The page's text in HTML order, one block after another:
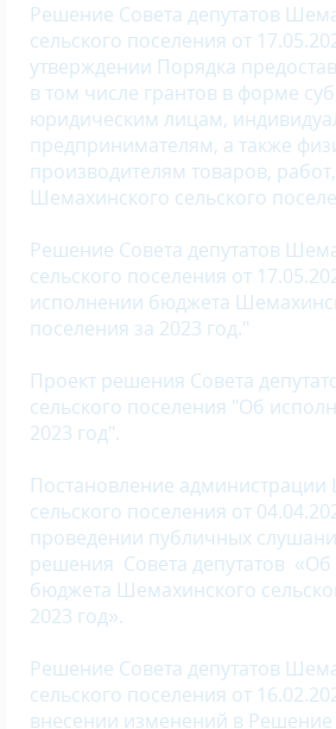
Решение Совета депутатов
сельского поселения от
утверждении Порядка
в том числе грантов в форме
юридическим лицам,
предпринимателям, а также
производителям товаров,
Шемахинского сельского
Решение Совета депутатов
сельского поселения от
исполнении бюджета
поселения за 2023 год."
Проект решения Совета
сельского поселения "Об
2023 год".
Постановление
сельского поселения от
проведении публичных
решения Совета депутатов
бюджета Шемахинского
2023 год».
Решение Совета депутатов
сельского поселения от
внесении изменений в Решение